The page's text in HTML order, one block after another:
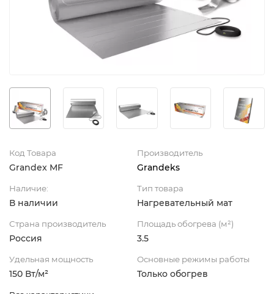
Код Товара
Grandex MF
Производитель
Grandeks
Наличие:
В наличии
Тип товара
Нагревательный мат
Страна производитель
Россия
Площадь обогрева (м²)
3.5
Удельная мощность
150 Вт/м²
Основные режимы работы
Только обогрев